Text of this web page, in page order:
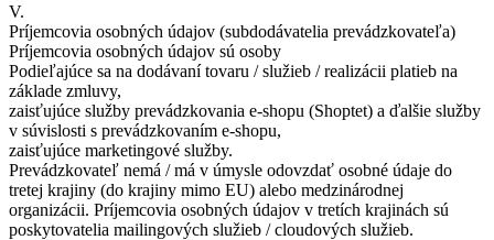
V.
Príjemcovia osobných údajov (subdodávatelia prevádzkovateľa)
Príjemcovia osobných údajov sú osoby
Podieľajúce sa na dodávaní tovaru / služieb / realizácii platieb na
základe zmluvy,
zaisťujúce služby prevádzkovania e-shopu (Shoptet) a ďalšie služby
v súvislosti s prevádzkovaním e-shopu,
zaisťujúce marketingové služby.
Prevádzkovateľ nemá / má v úmysle odovzdať osobné údaje do
tretej krajiny (do krajiny mimo EU) alebo medzinárodnej
organizácii. Príjemcovia osobných údajov v tretích krajinách sú
poskytovatelia mailingových služieb / cloudových služieb.